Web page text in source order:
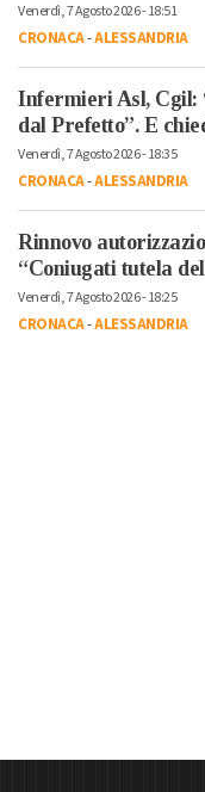
Venerdì, 7 Agosto 2026 - 18:51
CRONACA-ALESSANDRIA
Infermieri Asl, Cgil:
dal Prefetto”. E
Venerdì, 7 Agosto 2026 - 18:35
CRONACA-ALESSANDRIA
Rinnovo
“Coniugati tutela
Venerdì, 7 Agosto 2026 - 18:25
CRONACA-ALESSANDRIA